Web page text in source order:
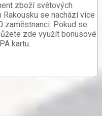
zboží světových
se nachází více
zaměstnanci. Pokud se
zde využít bonusové
kartu.